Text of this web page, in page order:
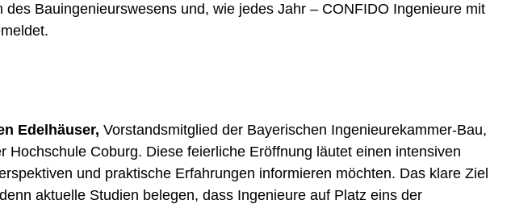
Bauingenieurswesens und, wie jedes Jahr – CONFIDO Ingenieure mit
Edelhäuser, Vorstandsmitglied der Bayerischen Ingenieurekammer-Bau,
Coburg. Diese feierliche Eröffnung läutet einen intensiven
und praktische Erfahrungen informieren möchten. Das klare Ziel
aktuelle Studien belegen, dass Ingenieure auf Platz eins der